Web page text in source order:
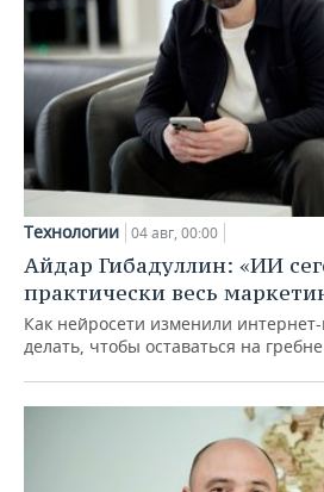
Технологии 04 авг, 00:00
Айдар Гибадуллин: «ИИ
практически весь
Как нейросети изменили
делать, чтобы оставаться на